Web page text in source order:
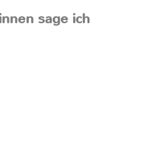
sage ich